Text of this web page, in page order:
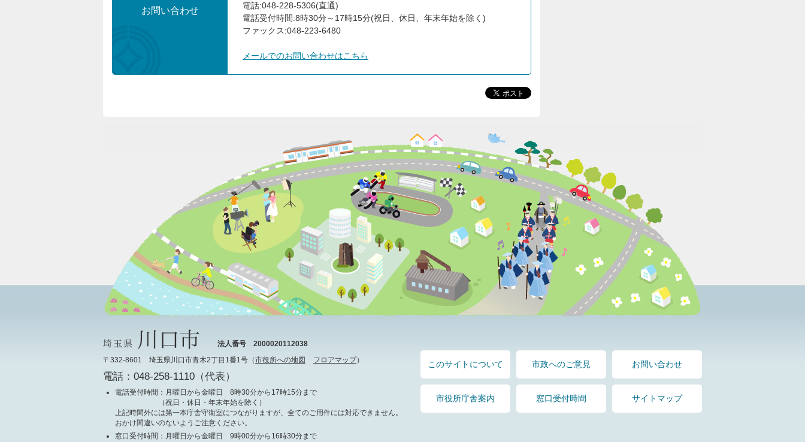
お問い合わせ
電話:048-228-5306(直通)
電話受付時間:8時30分～17時15分(祝日、休日、年末年始を除く)
ファックス:048-223-6480
メールでのお問い合わせはこちら
法人番号 2000020112038
〒332-8601 埼玉県川口市青木2丁目1番1号（市役所への地図 フロアマップ）
電話：048-258-1110（代表）
電話受付時間 ：月曜日から金曜日 8時30分から17時15分まで
（祝日・休日・年末年始を除く）
上記時間外には第一本庁舎守衛室につながりますが、全てのご用件には対応できません。
おかけ間違いのないようご注意ください。
窓口受付時間 ：月曜日から金曜日 9時00分から16時30分まで
このサイトについて 市政へのご意見 お問い合わせ
市役所庁舎案内 窓口受付時間 サイトマップ